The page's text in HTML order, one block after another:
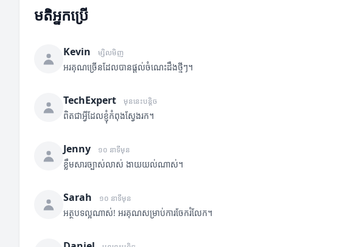
មតិអ្នកប្រើ
Kevin ម្សិលមិញ
អរគុណច្រើនដែលបានផ្តល់ចំណេះដឹងថ្មីៗ។
TechExpert មុននេះបន្តិច
ពិតជាអ្វីដែលខ្ញុំកំពុងស្វែងរក។
Jenny ១០ នាទីមុន
ខ្លឹមសារច្បាស់លាស់ ងាយយល់ណាស់។
Sarah ១០ នាទីមុន
អត្ថបទល្អណាស់! អរគុណសម្រាប់ការចែករំលែក។